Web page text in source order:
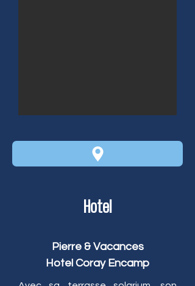
Hotel
Pierre & Vacances
Hotel Coray Encamp